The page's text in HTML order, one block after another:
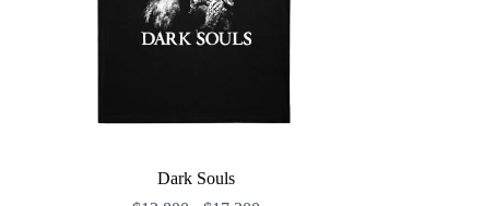
Dark Souls